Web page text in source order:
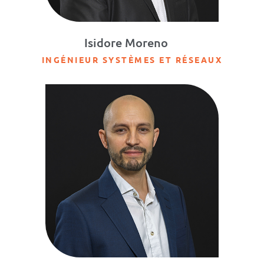
Isidore Moreno
INGÉNIEUR SYSTÈMES ET RÉSEAUX